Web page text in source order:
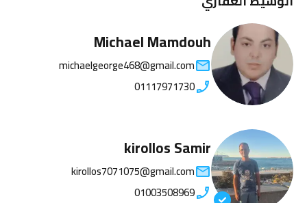
Michael Mamdouh
michaelgeorge468@gmail.com
01117971730
kirollos Samir
kirollos7071075@gmail.com
01003508969